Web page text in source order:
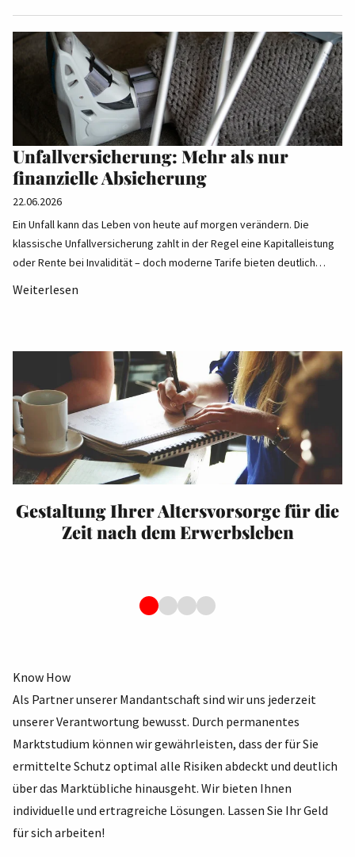
Unfallversicherung: Mehr als nur
finanzielle Absicherung
22.06.2026
Ein Unfall kann das Leben von heute auf morgen verändern. Die
klassische Unfallversicherung zahlt in der Regel eine Kapitalleistung
oder Rente bei Invalidität – doch moderne Tarife bieten deutlich…
Weiterlesen
Gestaltung Ihrer Altersvorsorge für die
Zeit nach dem Erwerbsleben
Know How
Als Partner unserer Mandantschaft sind wir uns jederzeit
unserer Verantwortung bewusst. Durch permanentes
Marktstudium können wir gewährleisten, dass der für Sie
ermittelte Schutz optimal alle Risiken abdeckt und deutlich
über das Marktübliche hinausgeht. Wir bieten Ihnen
individuelle und ertragreiche Lösungen. Lassen Sie Ihr Geld
für sich arbeiten!